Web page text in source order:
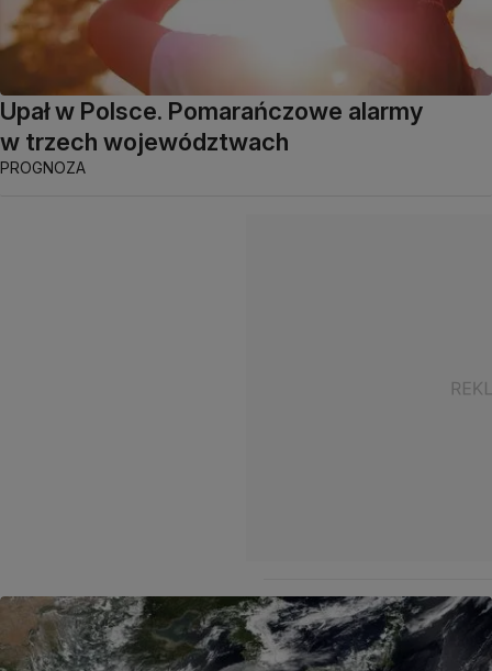
Upał w Polsce. Pomarańczowe alarmy
w trzech województwach
PROGNOZA